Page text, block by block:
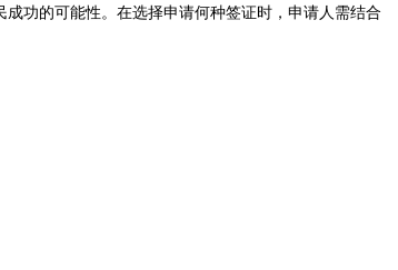
功的可能性。在选择申请何种签证时，申请人需结合